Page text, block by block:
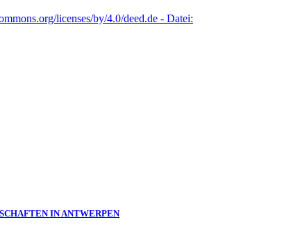
IN ANTWERPEN